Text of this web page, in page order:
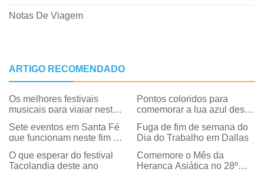
Notas De Viagem
ARTIGO RECOMENDADO
Os melhores festivais
musicais para viajar neste
Pontos coloridos para
comemorar a lua azul deste
Sete eventos em Santa Fé
que funcionam neste fim de
Fuga de fim de semana do
Dia do Trabalho em Dallas
O que esperar do festival
Tacolandia deste ano
Comemore o Mês da
Herança Asiática no 28º